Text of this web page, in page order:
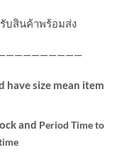
รับสินค้าพร้อมส่ง
have size mean item
and Period Time to